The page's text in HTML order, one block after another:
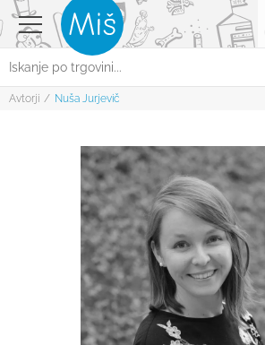
Avtorji / Nuša Jurjevič